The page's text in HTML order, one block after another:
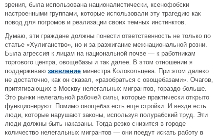
зрения, была использована националистически, ксенофобски
настроенными группами, которые использовали эту трагедию как
повод для погромов и реализации своих темных инстинктов.
Думаю, эти граждане должны понести ответственность не только по
статье «Хулиганство», но и за разжигание межнациональной розни.
Была агрессия к лицам на национальной почве — к работникам
торгового центра, овощебазы и так далее. В этом отношении я
поддерживаю заявление министра Колокольцева. При этом далеко
не достаточно, как он сказал, «разобраться с овощебазами». Очагов,
притягивающих в Москву нелегальных мигрантов, гораздо больше.
Это рынки нелегальной рабочей силы, которые практически открыто
функционируют. Помимо овощебаз есть еще стройки. И везде есть
люди, которые нарушают законы, используя полурабский труд. Эти
люди должны быть наказаны. Тогда резко снизится в городе
количество нелегальных мигрантов — они поедут искать работу в